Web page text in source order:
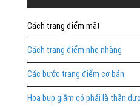
Cách trang điểm mắt
Cách trang điểm nhẹ nhàng
Các bước trang điểm cơ bản
Hoa bụp giấm có phải là thần